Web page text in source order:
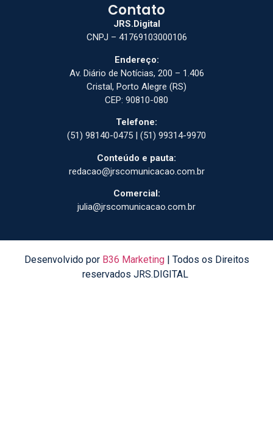
Contato
JRS.Digital
CNPJ – 41769103000106
Endereço:
Av. Diário de Notícias, 200 – 1.406
Cristal, Porto Alegre (RS)
CEP: 90810-080
Telefone:
(51) 98140-0475 | (51) 99314-9970
Conteúdo e pauta:
redacao@jrscomunicacao.com.br
Comercial:
julia@jrscomunicacao.com.br
Desenvolvido por B36 Marketing| Todos os Direitos
reservados JRS.DIGITAL